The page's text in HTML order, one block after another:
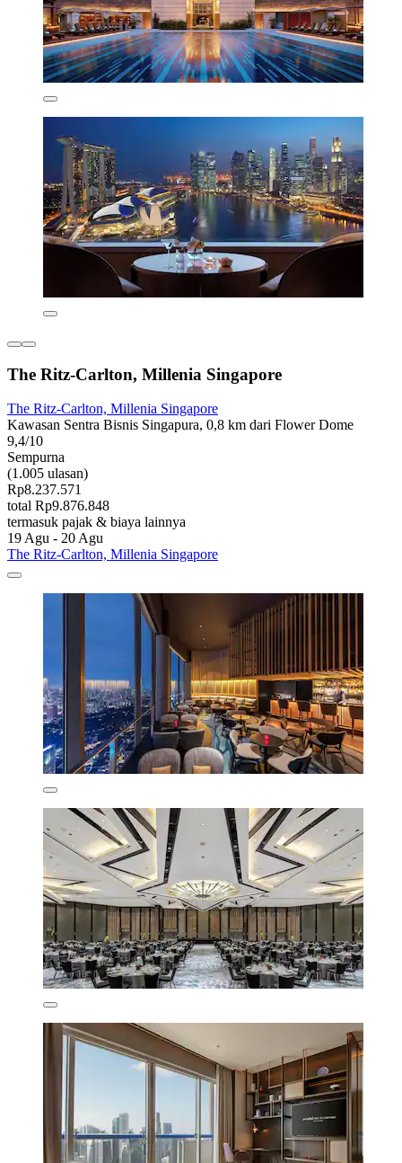
The Ritz-Carlton, Millenia Singapore
The Ritz-Carlton, Millenia Singapore
Kawasan Sentra Bisnis Singapura, 0,8 km dari Flower Dome
9,4/10
Sempurna
(1.005 ulasan)
Rp8.237.571
total Rp9.876.848
termasuk pajak & biaya lainnya
19 Agu - 20 Agu
The Ritz-Carlton, Millenia Singapore